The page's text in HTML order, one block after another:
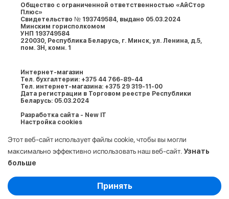
Общество с ограниченной ответственностью «АйСтор
Плюс»
Свидетельство № 193749584, выдано 05.03.2024
Минским горисполкомом
УНП 193749584
220030, Республика Беларусь, г. Минcк, ул. Ленина, д.5,
пом. 3Н, комн. 1
Интернет-магазин
Тел. бухгалтерии: +375 44 766-89-44
Тел. интернет-магазина: +375 29 319-11-00
Дата регистрации в Торговом реестре Республики
Беларусь: 05.03.2024
Разработка сайта - New IT
Настройка cookies
Этот веб-сайт использует файлы cookie, чтобы вы могли
максимально эффективно использовать наш веб-сайт. Узнать
больше
Выберите настройки cookie
Принять